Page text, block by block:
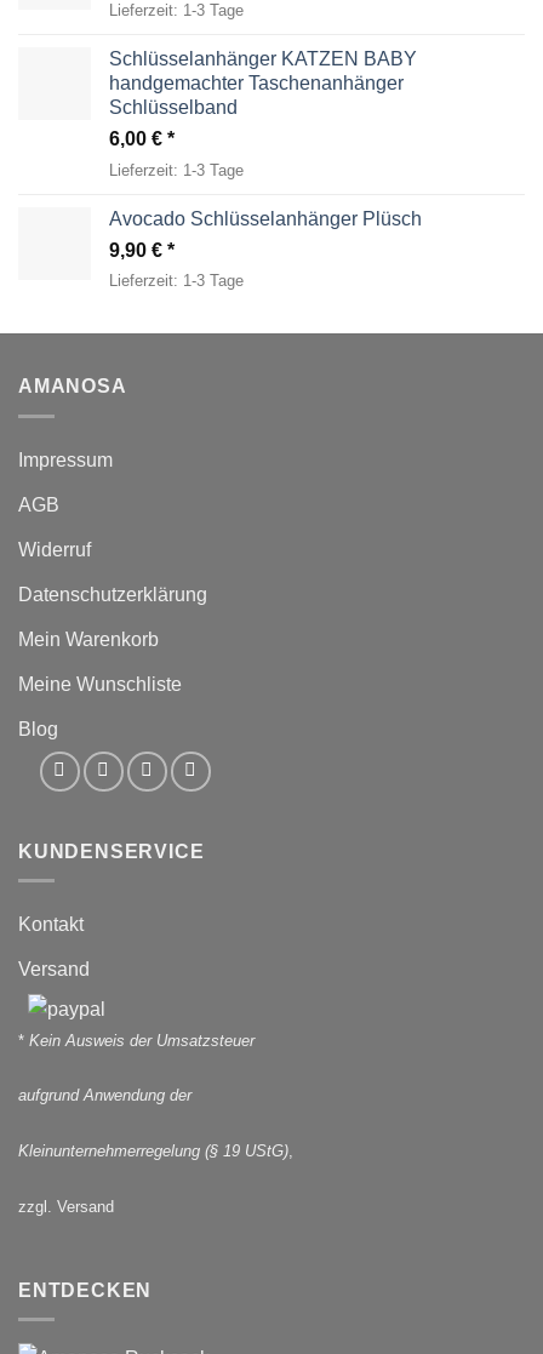
Lieferzeit: 1-3 Tage
Schlüsselanhänger KATZEN BABY
handgemachter Taschenanhänger
Schlüsselband
6,00 €
Lieferzeit: 1-3 Tage
Avocado Schlüsselanhänger Plüsch
9,90 €
Lieferzeit: 1-3 Tage
AMANOSA
Impressum
AGB
Widerruf
Datenschutzerklärung
Mein Warenkorb
Meine Wunschliste
Blog
KUNDENSERVICE
Kontakt
Versand
* Kein Ausweis der Umsatzsteuer
aufgrund Anwendung der
Kleinunternehmerregelung (§ 19 UStG),
zzgl. Versand
ENTDECKEN